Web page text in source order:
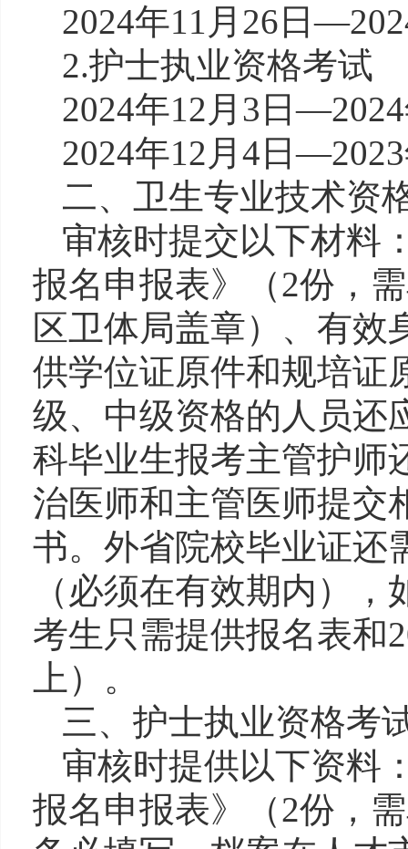
2024年11月26日
2.护士执业资格考试
2024年12月3日
2024年12月4日
二、卫生专业技术资
审核时提交以下材料
报名申报表》（2份，
区卫体局盖章）、有效
供学位证原件和规培证
级、中级资格的人员还
科毕业生报考主管护师
治医师和主管医师提交
书。外省院校毕业证还
（必须在有效期内）
考生只需提供报名表和
上）。
三、护士执业资格考
审核时提供以下资料
报名申报表》（2份，